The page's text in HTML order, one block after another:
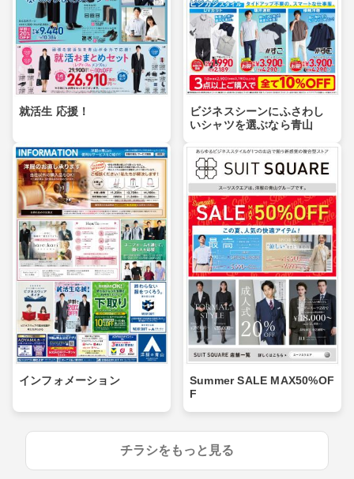
就活生 応援！
ビジネスシーンにふさわし
いシャツを選ぶなら青山
インフォメーション
Summer SALE MAX50%OF
F
チラシをもっと見る